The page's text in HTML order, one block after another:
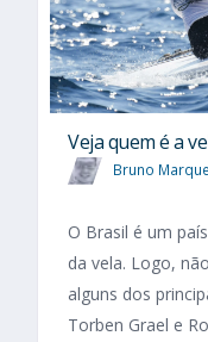
Veja quem é a
Bruno
O Brasil é um
da vela. Logo,
alguns dos
Torben Grael e